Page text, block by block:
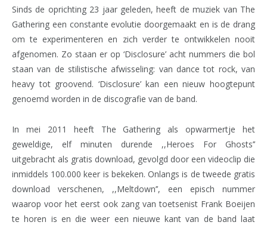
Sinds de oprichting 23 jaar geleden, heeft de muziek van The
Gathering een constante evolutie doorgemaakt en is de drang
om te experimenteren en zich verder te ontwikkelen nooit
afgenomen. Zo staan er op ‘Disclosure’ acht nummers die bol
staan van de stilistische afwisseling: van dance tot rock, van
heavy tot groovend. ‘Disclosure’ kan een nieuw hoogtepunt
genoemd worden in de discografie van de band.
In mei 2011 heeft The Gathering als opwarmertje het
geweldige, elf minuten durende ,,Heroes For Ghosts’’
uitgebracht als gratis download, gevolgd door een videoclip die
inmiddels 100.000 keer is bekeken. Onlangs is de tweede gratis
download verschenen, ,,Meltdown’’, een episch nummer
waarop voor het eerst ook zang van toetsenist Frank Boeijen
te horen is en die weer een nieuwe kant van de band laat